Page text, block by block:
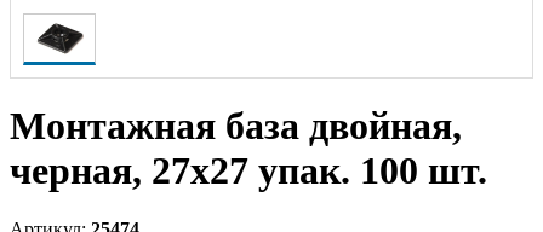
Монтажная база двойная,
черная, 27x27 упак. 100 шт.